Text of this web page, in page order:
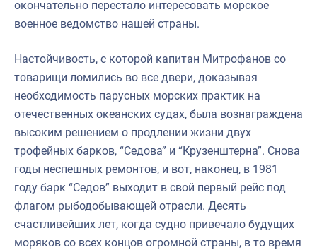
окончательно перестало интересовать морское
военное ведомство нашей страны.
Настойчивость, с которой капитан Митрофанов со
товарищи ломились во все двери, доказывая
необходимость парусных морских практик на
отечественных океанских судах, была вознаграждена
высоким решением о продлении жизни двух
трофейных барков, “Седова” и “Крузенштерна”. Снова
годы неспешных ремонтов, и вот, наконец, в 1981
году барк “Седов” выходит в свой первый рейс под
флагом рыбодобывающей отрасли. Десять
счастливейших лет, когда судно привечало будущих
моряков со всех концов огромной страны, в то время